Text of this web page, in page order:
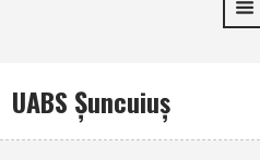
UABS Şuncuiuş